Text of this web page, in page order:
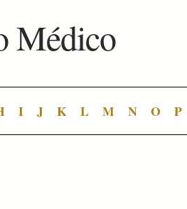
Médico
I J K L M N O P